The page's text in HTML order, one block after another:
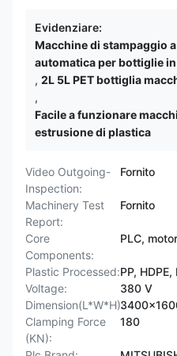
Evidenziare:
Macchine di stampaggio
automatica per bottiglie in
, 2L 5L PET bottiglia
,
Facile a funzionare
estrusione di plastica
Video Outgoing-
Inspection:
Fornito
Machinery Test
Report:
Fornito
Core
Components:
PLC,
Plastic Processed:PP, HDPE,
Voltage:
380 V
Dimension(L*W*H):
Clamping Force
(KN):
180